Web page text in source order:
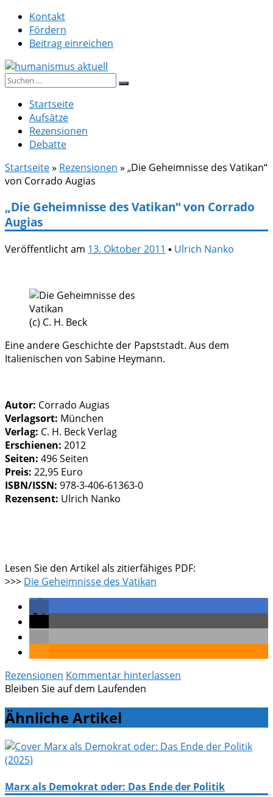
Zum
Inhalt
springen
Kontakt
Fördern
Beitrag einreichen
humanismus aktuell
Suche
Startseite
Aufsätze
Rezensionen
Debatte
Startseite» Rezensionen » „Die Geheimnisse des Vatikan“
von Corrado Augias
„Die Geheimnisse des Vatikan“ von Corrado
Augias
Veröffentlicht am 13. Oktober 2011 ▪ Ulrich Nanko
(c) C. H. Beck
Eine andere Geschichte der Papststadt. Aus dem
Italienischen von Sabine Heymann.
Autor: Corrado Augias
Verlagsort: München
Verlag: C. H. Beck Verlag
Erschienen: 2012
Seiten: 496 Seiten
Preis: 22,95 Euro
ISBN/ISSN: 978-3-406-61363-0
Rezensent: Ulrich Nanko
Lesen Sie den Artikel als zitierfähiges PDF:
>>> Die Geheimnisse des Vatikan
Rezensionen Kommentar hinterlassen
Bleiben Sie auf dem Laufenden
Ähnliche Artikel
Marx als Demokrat oder: Das Ende der Politik